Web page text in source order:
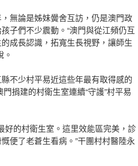
無論是姊妹黌舍互訪，仍是澳門政
子們不少震動。“澳門與從江頻仍互
成長認識，拓寬生長視野，讓師生
不少村平易近這些年最有取得感的
捐建的村衛生室連續“守護”村平易
好的村衛生室。這里效能區完美，診
便了老蒼生看病。”干團村村醫陸永